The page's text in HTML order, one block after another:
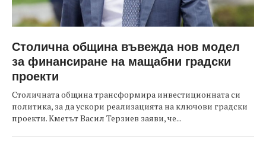
Столична община въвежда нов модел
за финансиране на мащабни градски
проекти
Столичната община трансформира инвестиционната си
политика, за да ускори реализацията на ключови градски
проекти. Кметът Васил Терзиев заяви, че...